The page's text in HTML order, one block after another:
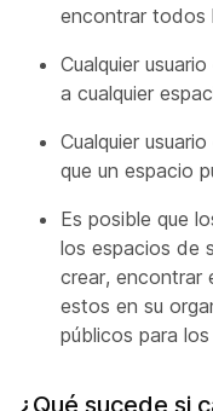
encontrar todos
Cualquier
a cualquier
Cualquier
que un espacio
Es posible que
los espacios de
crear, encontrar
estos en su
públicos para
¿Qué sucede si